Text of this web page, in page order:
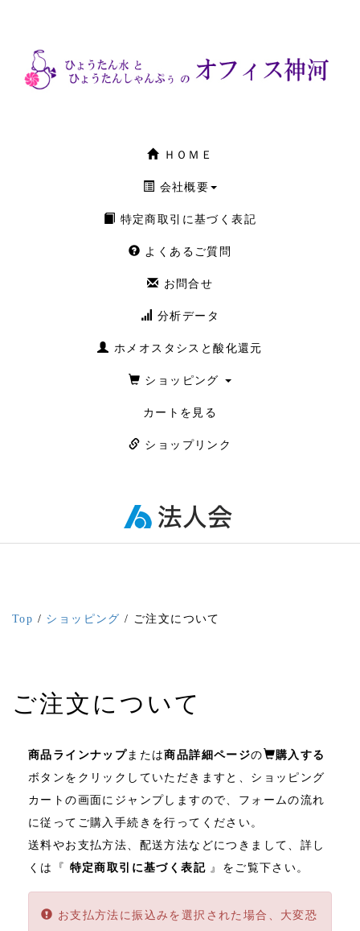
ＨＯＭＥ
会社概要
特定商取引に基づく表記
よくあるご質問
お問合せ
分析データ
ホメオスタシスと酸化還元
ショッピング
カートを見る
ショップリンク
Top / ショッピング / ご注文について
ご注文について
商品ラインナップまたは商品詳細ページの
購入する
ボタンをクリックしていただきますと、ショッピング
カートの画面にジャンプしますので、フォームの流れ
に従ってご購入手続きを行ってください。
送料やお支払方法、配送方法などにつきまして、詳し
くは『 特定商取引に基づく表記 』をご覧下さい。
お支払方法に振込みを選択された場合、大変恐